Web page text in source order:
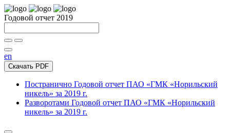
Годовой отчет 2019
en
Скачать PDF
Постранично Годовой отчет ПАО «ГМК «Норильский
никель» за 2019 г.
Разворотами Годовой отчет ПАО «ГМК «Норильский
никель» за 2019 г.